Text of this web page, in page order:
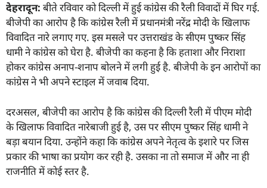
देहरादून: बीते रविवार को दिल्ली में हुई कांग्रेस की रैली विवादों में घिर गई.
बीजेपी का आरोप है कि कांग्रेस रैली में प्रधानमंत्री नरेंद्र मोदी के खिलाफ
विवादित नारे लगाए गए. इस मसले पर उत्तराखंड के सीएम पुष्कर सिंह
धामी ने कांग्रेस को घेरा है. बीजेपी का कहना है कि हताशा और निराशा
होकर कांग्रेस अनाप-शनाप बोलने में लगी हुई है. बीजेपी के इन आरोपों का
कांग्रेस ने भी अपने स्टाइल में जवाब दिया.
दरअसल, बीजेपी का आरोप है कि कांग्रेस की दिल्ली रैली में पीएम मोदी
के खिलाफ विवादित नारेबाजी हुई है, उस पर सीएम पुष्कर सिंह धामी ने
बड़ा बयान दिया. उन्होंने कहा कि कांग्रेस अपने नेतृत्व के इशारे पर जिस
प्रकार की भाषा का प्रयोग कर रही है. उसका ना तो समाज में और ना ही
राजनीति में कोई स्तर है.